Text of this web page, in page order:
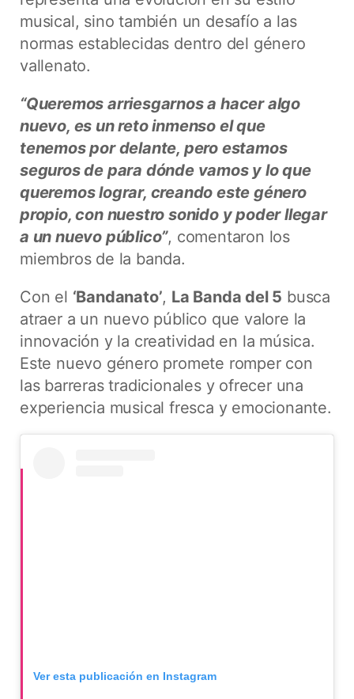
musical, sino también un desafío a las
normas establecidas dentro del género
vallenato.
“Queremos arriesgarnos a hacer algo
nuevo, es un reto inmenso el que
tenemos por delante, pero estamos
seguros de para dónde vamos y lo que
queremos lograr, creando este género
propio, con nuestro sonido y poder llegar
a un nuevo público”, comentaron los
miembros de la banda.
Con el ‘Bandanato’, La Banda del 5 busca
atraer a un nuevo público que valore la
innovación y la creatividad en la música.
Este nuevo género promete romper con
las barreras tradicionales y ofrecer una
experiencia musical fresca y emocionante.
Ver esta publicación en Instagram